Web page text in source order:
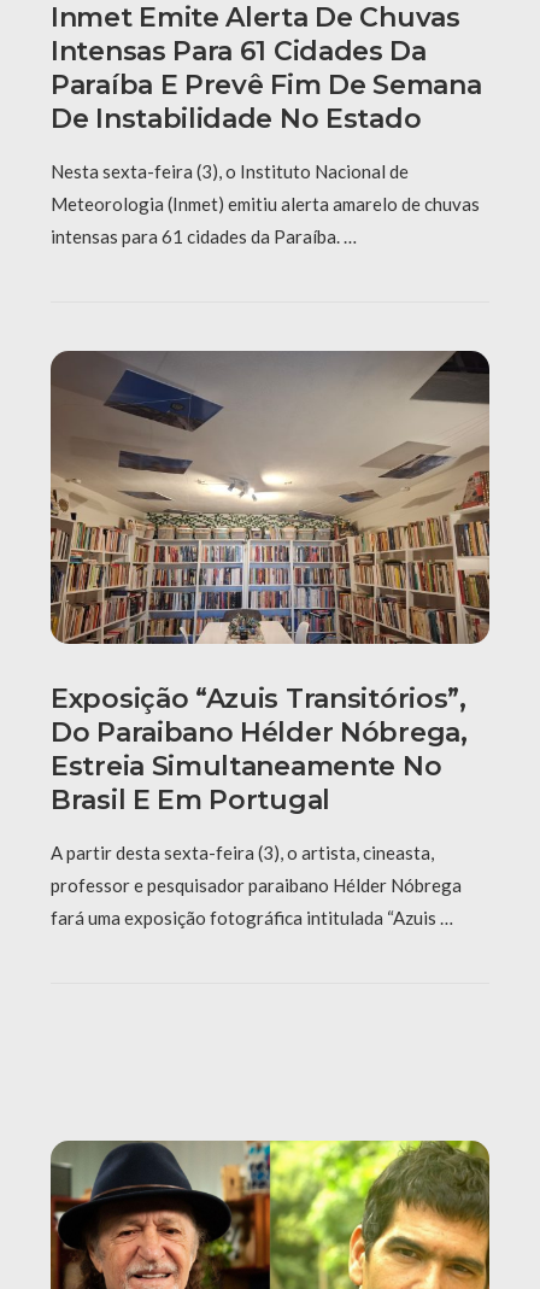
Inmet Emite Alerta De Chuvas
Intensas Para 61 Cidades Da
Paraíba E Prevê Fim De Semana
De Instabilidade No Estado
Nesta sexta-feira (3), o Instituto Nacional de
Meteorologia (Inmet) emitiu alerta amarelo de chuvas
intensas para 61 cidades da Paraíba. …
Exposição “Azuis Transitórios”,
Do Paraibano Hélder Nóbrega,
Estreia Simultaneamente No
Brasil E Em Portugal
A partir desta sexta-feira (3), o artista, cineasta,
professor e pesquisador paraibano Hélder Nóbrega
fará uma exposição fotográfica intitulada “Azuis …